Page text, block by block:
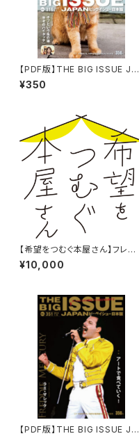
【PDF版】THE BIG ISSUE JAP
AN316号
¥350
【希望をつむぐ本屋さん】フレン
ズお申込み
¥10,000
【PDF版】THE BIG ISSUE JAP